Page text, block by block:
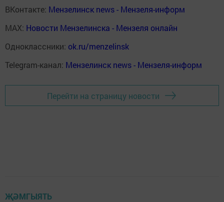
ВКонтакте: Мензелинск news - Мензеля-информ
MAX: Новости Мензелинска - Мензеля онлайн
Одноклассники: ok.ru/menzelinsk
Telegram-канал: Мензелинск news - Мензеля-информ
Перейти на страницу новости
ҖӘМГЫЯТЬ